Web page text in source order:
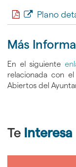
Plano
Más
En el siguiente
relacionada con
Abiertos del
Te Interesa